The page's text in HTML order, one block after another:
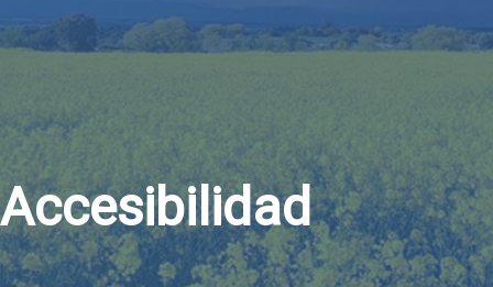
Accesibilidad